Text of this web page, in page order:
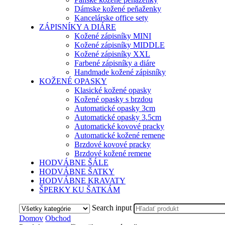
Dámske kožené peňaženky
Kancelárske office sety
ZÁPISNÍKY A DIÁRE
Kožené zápisníky MINI
Kožené zápisníky MIDDLE
Kožené zápisníky XXL
Farbené zápisníky a diáre
Handmade kožené zápisníky
KOŽENÉ OPASKY
Klasické kožené opasky
Kožené opasky s brzdou
Automatické opasky 3cm
Automatické opasky 3.5cm
Automatické kovové pracky
Automatické kožené remene
Brzdové kovové pracky
Brzdové kožené remene
HODVÁBNE ŠÁLE
HODVÁBNE ŠATKY
HODVÁBNE KRAVATY
ŠPERKY KU ŠATKÁM
Search input
Domov Obchod